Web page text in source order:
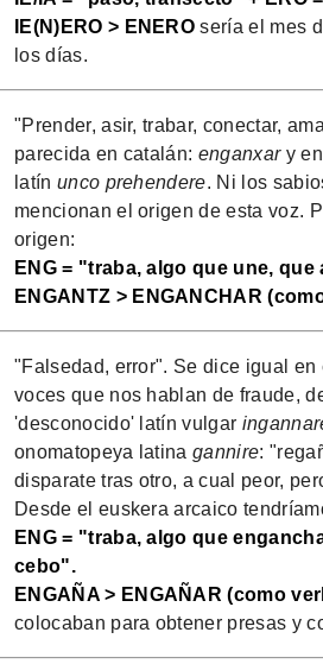
IE(N)ERO > ENERO sería el mes
los días.
"Prender, asir, trabar, conectar,
parecida en catalán: enganxary
latín unco prehendere. Ni los
mencionan el origen de esta voz.
origen:
ENG = "traba, algo que une,
ENGANTZ > ENGANCHAR
"Falsedad, error". Se dice igual
voces que nos hablan de fraude,
'desconocido' latín vulgar
onomatopeya latinagannire:
disparate tras otro, a cual peor,
Desde el euskera arcaico
ENG = "traba, algo que
cebo".
ENGAÑA > ENGAÑAR (como
colocaban para obtener presas y